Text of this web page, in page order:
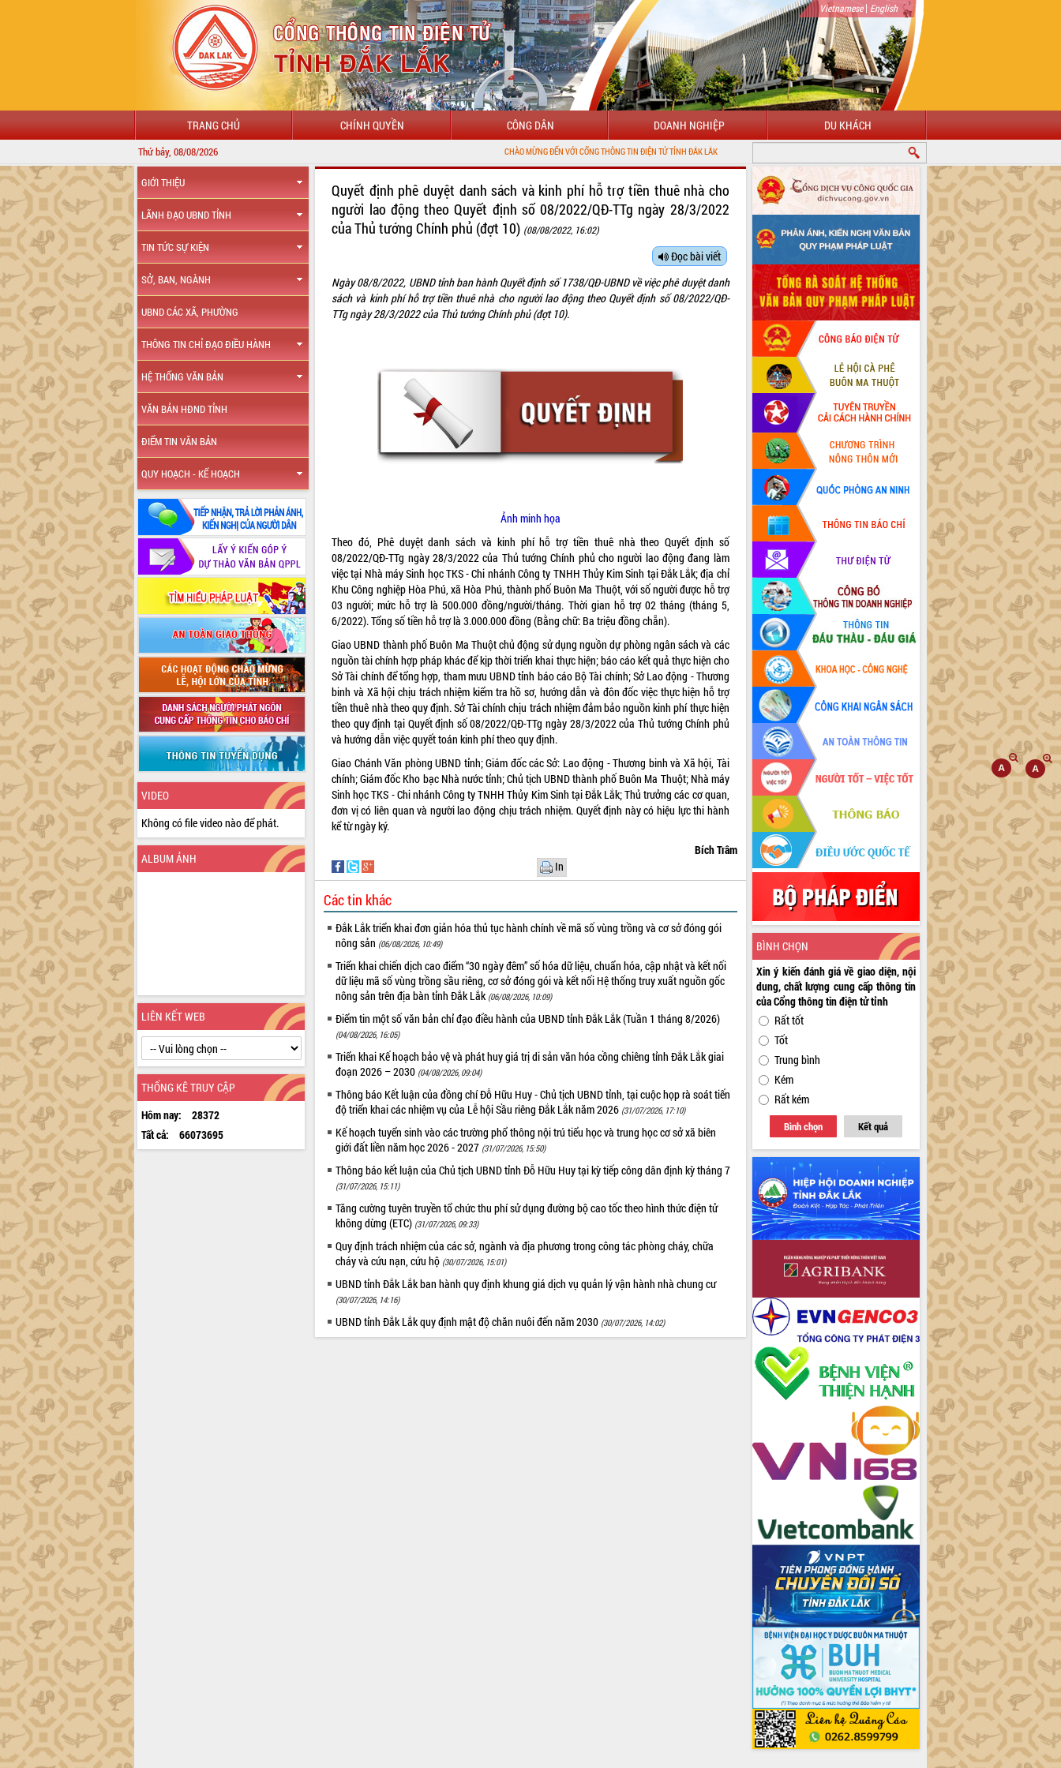
Vietnamese| English
TRANG CHỦ CHÍNH QUYỀN CÔNG DÂN DOANH NGHIỆP DU KHÁCH
Thứ bảy, 08/08/2026 CHÀO MỪNG ĐẾN VỚI CỔNG THÔNG TIN ĐIỆN TỬ TỈNH ĐẮK LẮK
GIỚI THIỆU
LÃNH ĐẠO UBND TỈNH
TIN TỨC SỰ KIỆN
SỞ, BAN, NGÀNH
UBND CÁC XÃ, PHƯỜNG
THÔNG TIN CHỈ ĐẠO ĐIỀU HÀNH
HỆ THỐNG VĂN BẢN
VĂN BẢN HĐND TỈNH
ĐIỂM TIN VĂN BẢN
QUY HOẠCH - KẾ HOẠCH
VIDEO
Không có file video nào để phát.
ALBUM ẢNH
LIÊN KẾT WEB
THỐNG KÊ TRUY CẬP
Hôm nay:
28372
Tất cả:
66073695
Quyết định phê duyệt danh sách và kinh phí hỗ trợ tiền thuê nhà cho
người lao động theo Quyết định số 08/2022/QĐ-TTg ngày 28/3/2022
của Thủ tướng Chính phủ (đợt 10) (08/08/2022, 16:02)
Đọc bài viết
Ngày 08/8/2022, UBND tỉnh ban hành Quyết định số 1738/QĐ-UBND về việc phê duyệt danh
sách và kinh phí hỗ trợ tiền thuê nhà cho người lao động theo Quyết định số 08/2022/QĐ-
TTg ngày 28/3/2022 của Thủ tướng Chính phủ (đợt 10).
Ảnh minh họa
Theo đó, Phê duyệt danh sách và kinh phí hỗ trợ tiền thuê nhà theo Quyết định số
08/2022/QĐ-TTg ngày 28/3/2022 của Thủ tướng Chính phủ cho người lao động đang làm
việc tại Nhà máy Sinh học TKS - Chi nhánh Công ty TNHH Thủy Kim Sinh tại Đắk Lắk; địa chỉ
Khu Công nghiệp Hòa Phú, xã Hòa Phú, thành phố Buôn Ma Thuột, với số người được hỗ trợ
03 người; mức hỗ trợ là 500.000 đồng/người/tháng. Thời gian hỗ trợ 02 tháng (tháng 5,
6/2022). Tổng số tiền hỗ trợ là 3.000.000 đồng (Bằng chữ: Ba triệu đồng chẵn).
Giao UBND thành phố Buôn Ma Thuột chủ động sử dụng nguồn dự phòng ngân sách và các
nguồn tài chính hợp pháp khác để kịp thời triển khai thực hiện; báo cáo kết quả thực hiện cho
Sở Tài chính để tổng hợp, tham mưu UBND tỉnh báo cáo Bộ Tài chính; Sở Lao động - Thương
binh và Xã hội chịu trách nhiệm kiểm tra hồ sơ, hướng dẫn và đôn đốc việc thực hiện hỗ trợ
tiền thuê nhà theo quy định. Sở Tài chính chịu trách nhiệm đảm bảo nguồn kinh phí thực hiện
theo quy định tại Quyết định số 08/2022/QĐ-TTg ngày 28/3/2022 của Thủ tướng Chính phủ
và hướng dẫn việc quyết toán kinh phí theo quy định.
Giao Chánh Văn phòng UBND tỉnh; Giám đốc các Sở: Lao động - Thương binh và Xã hội, Tài
chính; Giám đốc Kho bạc Nhà nước tỉnh; Chủ tịch UBND thành phố Buôn Ma Thuột; Nhà máy
Sinh học TKS - Chi nhánh Công ty TNHH Thủy Kim Sinh tại Đắk Lắk; Thủ trưởng các cơ quan,
đơn vị có liên quan và người lao động chịu trách nhiệm. Quyết định này có hiệu lực thi hành
kể từ ngày ký.
Bích Trâm
In
Các tin khác
Đắk Lắk triển khai đơn giản hóa thủ tục hành chính về mã số vùng trồng và cơ sở đóng gói
nông sản (06/08/2026, 10:49)
Triển khai chiến dịch cao điểm “30 ngày đêm” số hóa dữ liệu, chuẩn hóa, cập nhật và kết nối
dữ liệu mã số vùng trồng sầu riêng, cơ sở đóng gói và kết nối Hệ thống truy xuất nguồn gốc
nông sản trên địa bàn tỉnh Đắk Lắk (06/08/2026, 10:09)
Điểm tin một số văn bản chỉ đạo điều hành của UBND tỉnh Đắk Lắk (Tuần 1 tháng 8/2026)
(04/08/2026, 16:05)
Triển khai Kế hoạch bảo vệ và phát huy giá trị di sản văn hóa cồng chiêng tỉnh Đắk Lắk giai
đoạn 2026 – 2030 (04/08/2026, 09:04)
Thông báo Kết luận của đồng chí Đỗ Hữu Huy - Chủ tịch UBND tỉnh, tại cuộc họp rà soát tiến
độ triển khai các nhiệm vụ của Lễ hội Sầu riêng Đắk Lắk năm 2026 (31/07/2026, 17:10)
Kế hoạch tuyển sinh vào các trường phổ thông nội trú tiểu học và trung học cơ sở xã biên
giới đất liền năm học 2026 - 2027 (31/07/2026, 15:50)
Thông báo kết luận của Chủ tịch UBND tỉnh Đỗ Hữu Huy tại kỳ tiếp công dân định kỳ tháng 7
(31/07/2026, 15:11)
Tăng cường tuyên truyền tổ chức thu phí sử dụng đường bộ cao tốc theo hình thức điện tử
không dừng (ETC) (31/07/2026, 09:33)
Quy định trách nhiệm của các sở, ngành và địa phương trong công tác phòng cháy, chữa
cháy và cứu nạn, cứu hộ (30/07/2026, 15:01)
UBND tỉnh Đắk Lắk ban hành quy định khung giá dịch vụ quản lý vận hành nhà chung cư
(30/07/2026, 14:16)
UBND tỉnh Đắk Lắk quy định mật độ chăn nuôi đến năm 2030 (30/07/2026, 14:02)
BÌNH CHỌN
Xin ý kiến đánh giá về giao diện, nội
dung, chất lượng cung cấp thông tin
của Cổng thông tin điện tử tỉnh
Rất tốt
Tốt
Trung bình
Kém
Rất kém
Bình chọn Kết quả